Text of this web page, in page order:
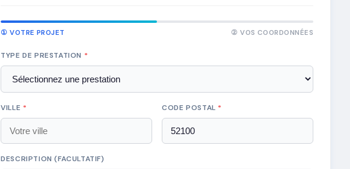
① VOTRE PROJET ② VOS COORDONNÉES
TYPE DE PRESTATION *
VILLE * CODE POSTAL *
DESCRIPTION (FACULTATIF)